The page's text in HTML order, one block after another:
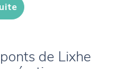
de Lixhe